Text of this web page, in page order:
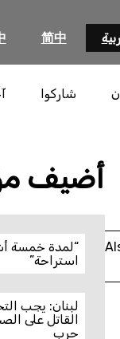
简中
شاركوا
أضيف
استراحة”
لبنان: يجب
القاتل على
حرب